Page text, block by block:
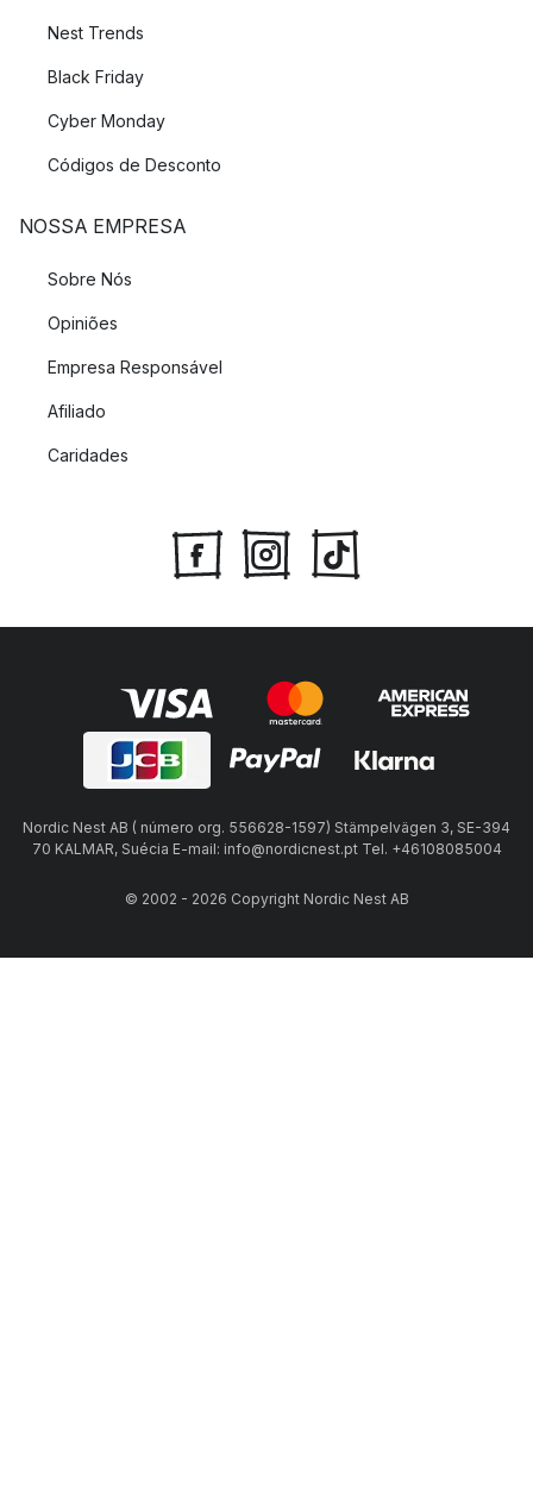
Nest Trends
Black Friday
Cyber Monday
Códigos de Desconto
NOSSA EMPRESA
Sobre Nós
Opiniões
Empresa Responsável
Afiliado
Caridades
Nordic Nest AB ( número org. 556628-1597) Stämpelvägen 3, SE-394
70 KALMAR, Suécia E-mail: info@nordicnest.pt Tel. +46108085004
© 2002 - 2026 Copyright Nordic Nest AB